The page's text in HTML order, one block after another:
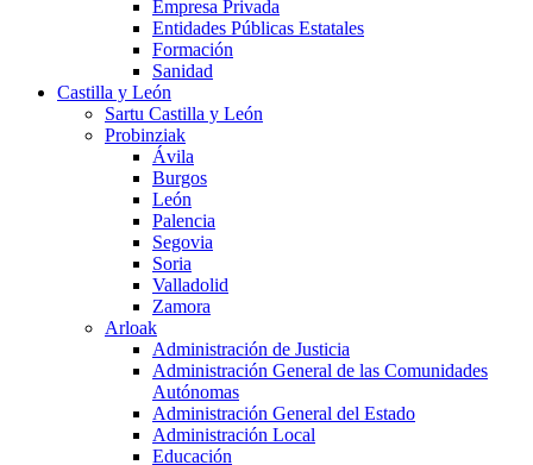
Empresa Privada
Entidades Públicas Estatales
Formación
Sanidad
Castilla y León
Sartu Castilla y León
Probinziak
Ávila
Burgos
León
Palencia
Segovia
Soria
Valladolid
Zamora
Arloak
Administración de Justicia
Administración General de las Comunidades
Autónomas
Administración General del Estado
Administración Local
Educación